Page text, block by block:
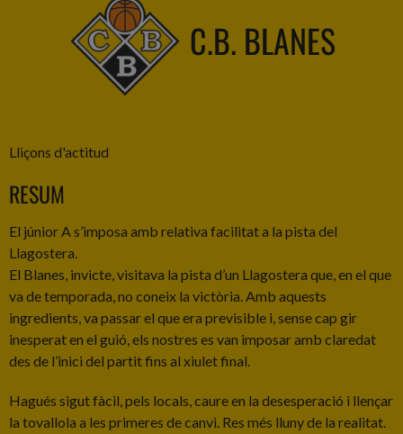
C.B. BLANES
Lliçons d'actitud
RESUM
El júnior A s’imposa amb relativa facilitat a la pista del
Llagostera.
El Blanes, invicte, visitava la pista d’un Llagostera que, en el que
va de temporada, no coneix la victòria. Amb aquests
ingredients, va passar el que era previsible i, sense cap gir
inesperat en el guió, els nostres es van imposar amb claredat
des de l’inici del partit fins al xiulet final.
Hagués sigut fàcil, pels locals, caure en la desesperació i llençar
la tovallola a les primeres de canvi. Res més lluny de la realitat.